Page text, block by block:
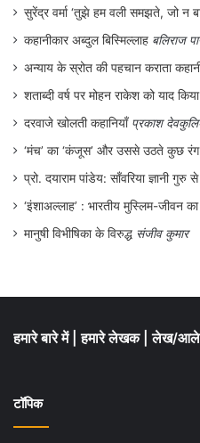
सुरेंद्र वर्मा ‘तुझे हम वली समझते, जो न
कहानीकार अब्दुल बिस्मिल्लाह बलिराज
अन्याय के स्रोत की पहचान कराता
शताब्दी वर्ष पर मोहन राकेश को याद
दरवाजे खोलती कहानियाँ प्रकाश
‘मंच’ का ‘कंजूस’ और उससे उठते कुछ रंग-
प्रो. दयाराम पांडेय: साँवरिया ज्ञानी
‘इंशाअल्लाह’ : भारतीय मुस्लिम-जीवन
मानुषी विभीषिका के विरुद्ध संजीव कुमार
हमारे बारे में हमारे लेखक लेख/
टॉपिक